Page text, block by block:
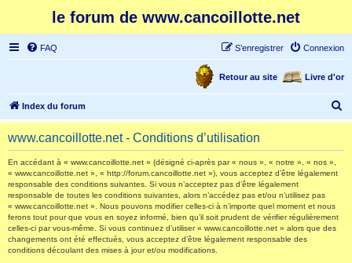
le forum de www.cancoillotte.net
FAQ Connexion
S’enregistrer
Livre d'or
Retour au site
Index du forum
e
www.cancoillotte.net - Conditions d’utilisation
En accédant à « www.cancoillotte.net » (désigné ci-après par « nous », « notre », « nos »,
« www.cancoillotte.net », « http://forum.cancoillotte.net »), vous acceptez d’être légalement
responsable des conditions suivantes. Si vous n’acceptez pas d’être légalement
responsable de toutes les conditions suivantes, alors n’accédez pas et/ou n’utilisez pas
« www.cancoillotte.net ». Nous pouvons modifier celles-ci à n’importe quel moment et nous
ferons tout pour que vous en soyez informé, bien qu’il soit prudent de vérifier régulièrement
celles-ci par vous-même. Si vous continuez d’utiliser « www.cancoillotte.net » alors que des
changements ont été effectués, vous acceptez d’être légalement responsable des
conditions découlant des mises à jour et/ou modifications.